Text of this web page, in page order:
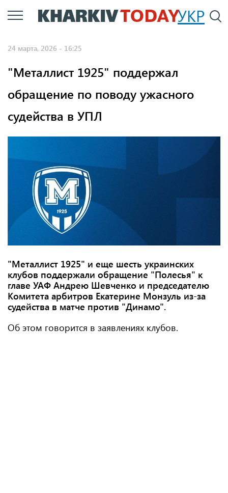
Перейти
к
УКР
24 марта, 2026 - 16:25
"Металлист 1925" поддержал
обращение по поводу ужасного
судейства в УПЛ
"Металлист 1925" и еще шесть украинских
клубов поддержали обращение "Полесья" к
главе УАФ Андрею Шевченко и председателю
Комитета арбитров Екатерине Монзуль из-за
судейства в матче против "Динамо".
Об этом говорится в заявлениях клубов.